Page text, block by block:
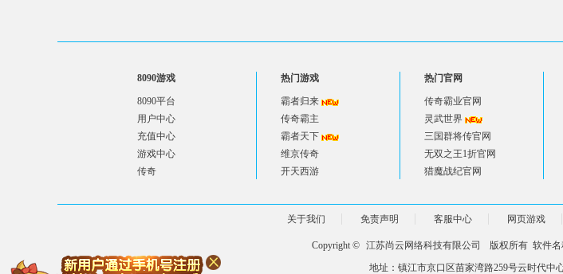
8090游戏
8090平台
用户中心
充值中心
游戏中心
传奇
热门游戏
霸者归来
传奇霸主
霸者天下
维京传奇
开天西游
热门官网
传奇霸业官网
灵武世界
三国群将传官网
无双之王1折官网
猎魔战纪官网
关于我们 免责声明 客服中心 网页游戏
Copyright © 江苏尚云网络科技有限公司
版权所有 软件
地址：镇江市京口区苗家湾路259号云时代中